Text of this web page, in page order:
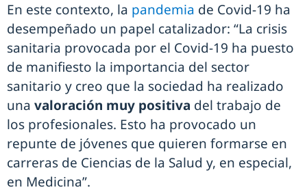
En este contexto, la pandemia de Covid-19 ha
desempeñado un papel catalizador: “La crisis
sanitaria provocada por el Covid-19 ha puesto
de manifiesto la importancia del sector
sanitario y creo que la sociedad ha realizado
una valoración muy positiva del trabajo de
los profesionales. Esto ha provocado un
repunte de jóvenes que quieren formarse en
carreras de Ciencias de la Salud y, en especial,
en Medicina”.